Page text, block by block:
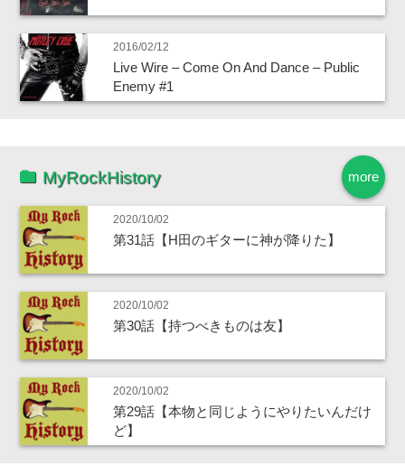
2016/02/12
Live Wire – Come On And Dance – Public
Enemy #1
more
MyRockHistory
2020/10/02
第31話【H田のギターに神が降りた】
2020/10/02
第30話【持つべきものは友】
2020/10/02
第29話【本物と同じようにやりたいんだけ
ど】